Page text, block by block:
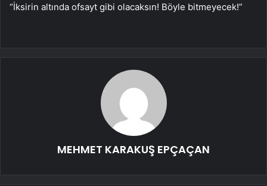
“İksirin altında ofsayt gibi olacaksın! Böyle bitmeyecek!”
MEHMET KARAKUŞ EPÇAÇAN